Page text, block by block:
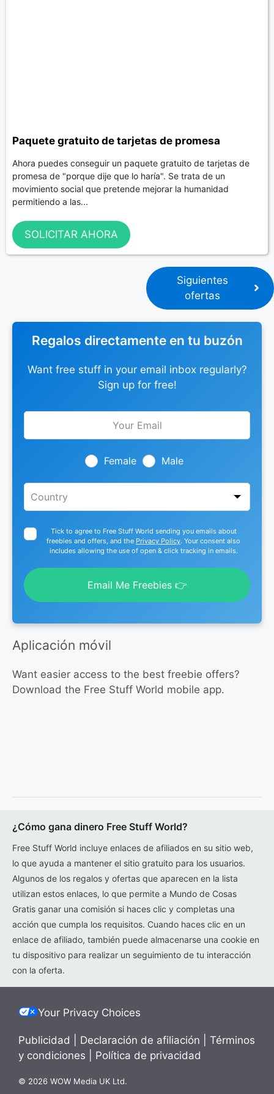
Paquete gratuito de tarjetas de promesa
Ahora puedes conseguir un paquete gratuito de tarjetas de
promesa de "porque dije que lo haría". Se trata de un
movimiento social que pretende mejorar la humanidad
permitiendo a las...
SOLICITAR AHORA
Siguientes
ofertas
Regalos directamente en tu buzón
Want free stuff in your email inbox regularly?
Sign up for free!
Leave
Female Male
Tick to agree to Free Stuff World sending you emails about
freebies and offers, and the Privacy Policy. Your consent also
includes allowing the use of open & click tracking in emails.
Email Me Freebies 👉
Aplicación móvil
Want easier access to the best freebie offers?
Download the Free Stuff World mobile app.
¿Cómo gana dinero Free Stuff World?
Free Stuff World incluye enlaces de afiliados en su sitio web,
lo que ayuda a mantener el sitio gratuito para los usuarios.
Algunos de los regalos y ofertas que aparecen en la lista
utilizan estos enlaces, lo que permite a Mundo de Cosas
Gratis ganar una comisión si haces clic y completas una
acción que cumpla los requisitos. Cuando haces clic en un
enlace de afiliado, también puede almacenarse una cookie en
tu dispositivo para realizar un seguimiento de tu interacción
con la oferta.
Your Privacy Choices
Publicidad Declaración de afiliación
Términos
y condiciones
Política de privacidad
© 2026 WOW Media UK Ltd.